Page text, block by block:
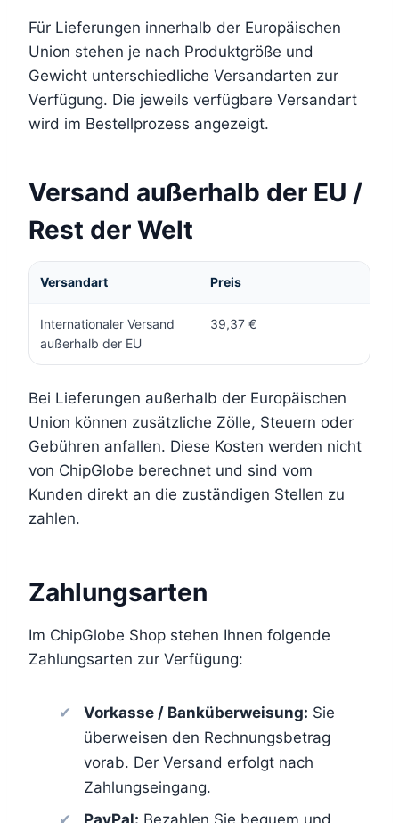
Für Lieferungen innerhalb der Europäischen
Union stehen je nach Produktgröße und
Gewicht unterschiedliche Versandarten zur
Verfügung. Die jeweils verfügbare Versandart
wird im Bestellprozess angezeigt.
Versand außerhalb der EU /
Rest der Welt
Versandart Preis
Internationaler Versand
außerhalb der EU
39,37 €
Bei Lieferungen außerhalb der Europäischen
Union können zusätzliche Zölle, Steuern oder
Gebühren anfallen. Diese Kosten werden nicht
von ChipGlobe berechnet und sind vom
Kunden direkt an die zuständigen Stellen zu
zahlen.
Zahlungsarten
Im ChipGlobe Shop stehen Ihnen folgende
Zahlungsarten zur Verfügung:
Vorkasse / Banküberweisung: Sie
überweisen den Rechnungsbetrag
vorab. Der Versand erfolgt nach
Zahlungseingang.